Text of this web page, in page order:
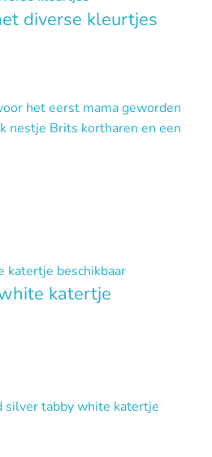
diverse kleurtjes
het eerst mama geworden
nestje Brits kortharen en een
katertje
silver tabby white katertje